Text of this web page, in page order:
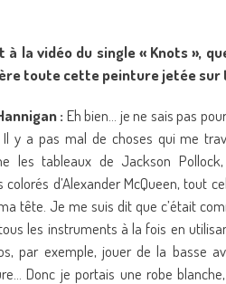
à la vidéo du single « Knots »,
toute cette peinture jetée sur
: Eh bien… je ne sais pas
y a pas mal de choses qui me
les tableaux de Jackson
colorés d’Alexander McQueen, tout
tête. Je me suis dit que c’était
les instruments à la fois en
par exemple, jouer de la basse
Donc je portais une robe